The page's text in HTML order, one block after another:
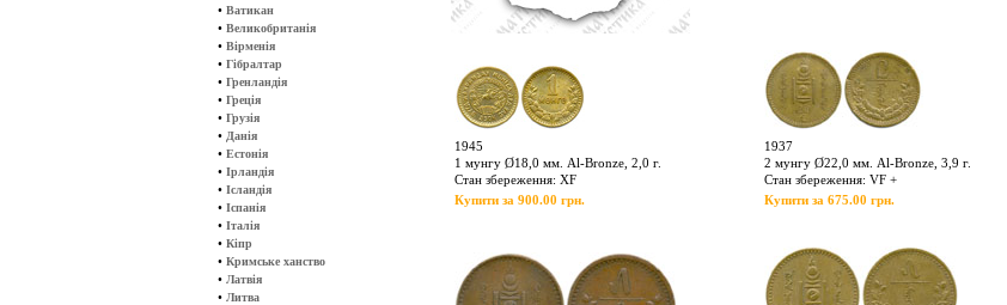
• Ватикан
• Великобританія
• Вірменія
• Гібралтар
• Гренландія
• Греція
• Грузія
• Данія
• Естонія
• Ірландія
• Ісландія
• Іспанія
• Італія
• Кіпр
• Кримське ханство
• Латвія
• Литва
1945
1 мунгу Ø18,0 мм. Al-Bronze, 2,0 г.
Стан збереження: XF
Купити за 900.00 грн.
1937
2 мунгу Ø22,0 мм. Al-Bronze, 3,9 г.
Стан збереження: VF +
Купити за 675.00 грн.